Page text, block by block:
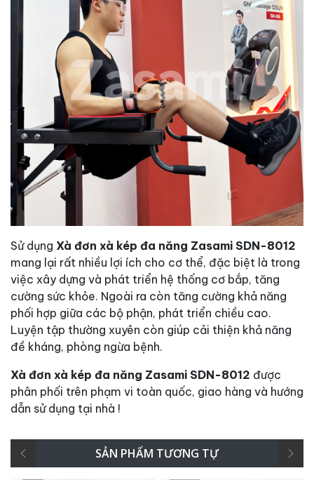
Sử dụng Xà đơn xà kép đa năng Zasami SDN-8012
mang lại rất nhiều lợi ích cho cơ thể, đặc biệt là trong
việc xây dựng và phát triển hệ thống cơ bắp, tăng
cường sức khỏe. Ngoài ra còn tăng cường khả năng
phối hợp giữa các bộ phận, phát triển chiều cao.
Luyện tập thường xuyên còn giúp cải thiện khả năng
đề kháng, phòng ngừa bệnh.
Xà đơn xà kép đa năng Zasami SDN-8012 được
phân phối trên phạm vi toàn quốc, giao hàng và hướng
dẫn sử dụng tại nhà !
SẢN PHẨM TƯƠNG TỰ